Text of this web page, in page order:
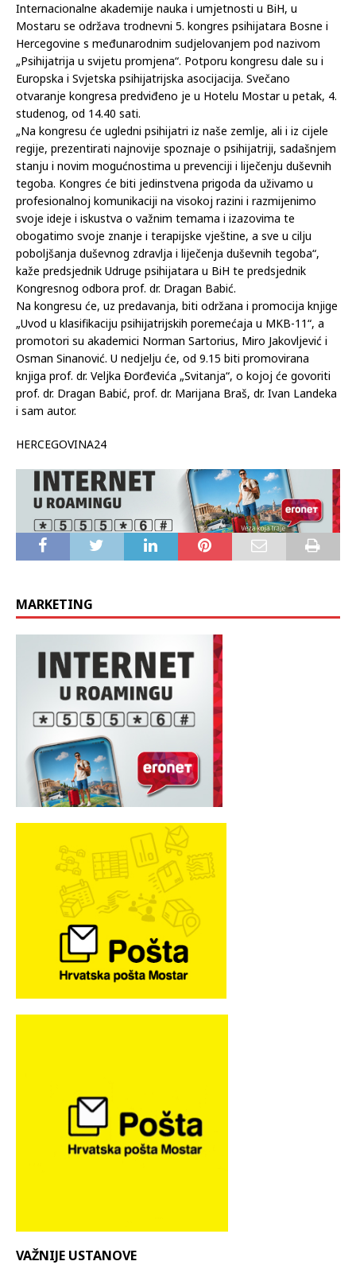
Internacionalne akademije nauka i umjetnosti u BiH, u
Mostaru se održava trodnevni 5. kongres psihijatara Bosne i
Hercegovine s međunarodnim sudjelovanjem pod nazivom
„Psihijatrija u svijetu promjena“. Potporu kongresu dale su i
Europska i Svjetska psihijatrijska asocijacija. Svečano
otvaranje kongresa predviđeno je u Hotelu Mostar u petak, 4.
studenog, od 14.40 sati.
„Na kongresu će ugledni psihijatri iz naše zemlje, ali i iz cijele
regije, prezentirati najnovije spoznaje o psihijatriji, sadašnjem
stanju i novim mogućnostima u prevenciji i liječenju duševnih
tegoba. Kongres će biti jedinstvena prigoda da uživamo u
profesionalnoj komunikaciji na visokoj razini i razmijenimo
svoje ideje i iskustva o važnim temama i izazovima te
obogatimo svoje znanje i terapijske vještine, a sve u cilju
poboljšanja duševnog zdravlja i liječenja duševnih tegoba“,
kaže predsjednik Udruge psihijatara u BiH te predsjednik
Kongresnog odbora prof. dr. Dragan Babić.
Na kongresu će, uz predavanja, biti održana i promocija knjige
„Uvod u klasifikaciju psihijatrijskih poremećaja u MKB-11“, a
promotori su akademici Norman Sartorius, Miro Jakovljević i
Osman Sinanović. U nedjelju će, od 9.15 biti promovirana
knjiga prof. dr. Veljka Đorđevića „Svitanja“, o kojoj će govoriti
prof. dr. Dragan Babić, prof. dr. Marijana Braš, dr. Ivan Landeka
i sam autor.
HERCEGOVINA24
MARKETING
VAŽNIJE USTANOVE